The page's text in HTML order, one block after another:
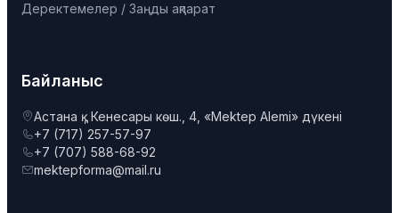
Деректемелер / Заңды ақпарат
Байланыс
Астана қ., Кенесары көш., 4, «Mektep Alemi» дүкені
+7 (717) 257-57-97
+7 (707) 588-68-92
mektepforma@mail.ru